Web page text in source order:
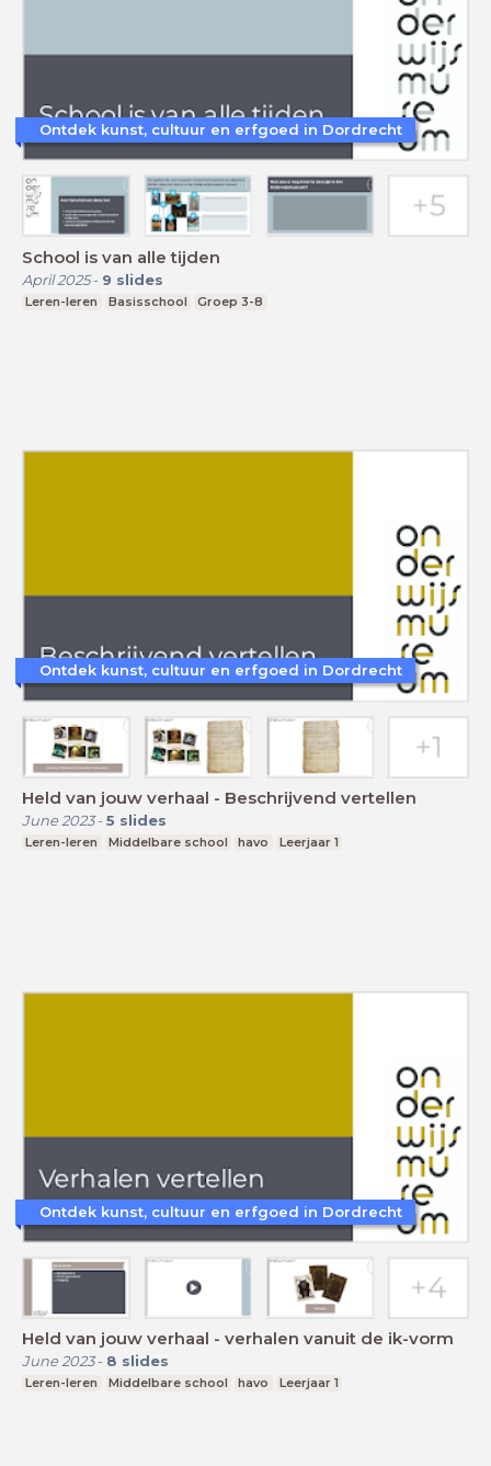
School is van alle tijden
April 2025- 9 slides
Leren-leren Basisschool Groep 3-8
Ontdek kunst, cultuur en erfgoed in Dordrecht
Held van jouw verhaal - Beschrijvend vertellen
June 2023- 5 slides
Leren-leren Middelbare school havo Leerjaar 1
Ontdek kunst, cultuur en erfgoed in Dordrecht
Held van jouw verhaal - verhalen vanuit de ik-vorm
June 2023- 8 slides
Leren-leren Middelbare school havo Leerjaar 1
Ontdek kunst, cultuur en erfgoed in Dordrecht